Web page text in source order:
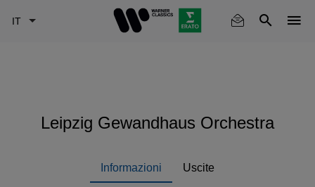
Leipzig Gewandhaus Orchestra
Informazioni Uscite